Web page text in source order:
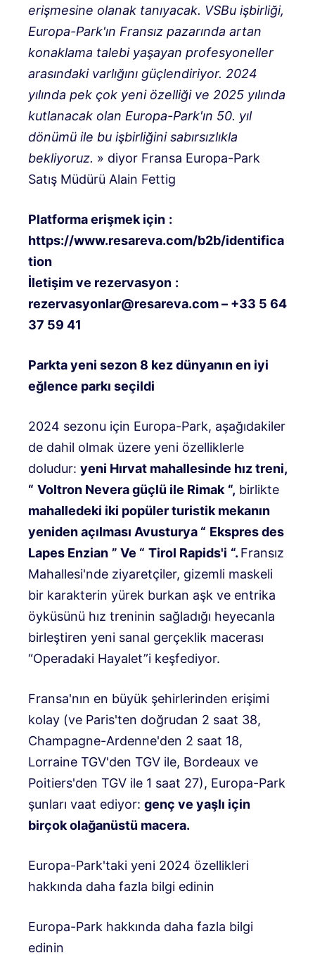
erişmesine olanak tanıyacak. VSBu işbirliği,
Europa-Park'ın Fransız pazarında artan
konaklama talebi yaşayan profesyoneller
arasındaki varlığını güçlendiriyor. 2024
yılında pek çok yeni özelliği ve 2025 yılında
kutlanacak olan Europa-Park'ın 50. yıl
dönümü ile bu işbirliğini sabırsızlıkla
bekliyoruz. » diyor Fransa Europa-Park
Satış Müdürü Alain Fettig
Platforma erişmek için :
https://www.resareva.com/b2b/identifica
tion
İletişim ve rezervasyon :
rezervasyonlar@resareva.com– +33 5 64
37 59 41
Parkta yeni sezon 8 kez dünyanın en iyi
eğlence parkı seçildi
2024 sezonu için Europa-Park, aşağıdakiler
de dahil olmak üzere yeni özelliklerle
doludur: yeni Hırvat mahallesinde hız treni,
“ Voltron Neveragüçlü ile Rimak “, birlikte
mahalledeki iki popüler turistik mekanın
yeniden açılması Avusturya “ Ekspres des
Lapes Enzian ” Ve “ Tirol Rapids'i “. Fransız
Mahallesi'nde ziyaretçiler, gizemli maskeli
bir karakterin yürek burkan aşk ve entrika
öyküsünü hız treninin sağladığı heyecanla
birleştiren yeni sanal gerçeklik macerası
“Operadaki Hayalet”i keşfediyor.
Fransa'nın en büyük şehirlerinden erişimi
kolay (ve Paris'ten doğrudan 2 saat 38,
Champagne-Ardenne'den 2 saat 18,
Lorraine TGV'den TGV ile, Bordeaux ve
Poitiers'den TGV ile 1 saat 27), Europa-Park
şunları vaat ediyor: genç ve yaşlı için
birçok olağanüstü macera.
Europa-Park'taki yeni 2024 özellikleri
hakkında daha fazla bilgi edinin
Europa-Park hakkında daha fazla bilgi
edinin